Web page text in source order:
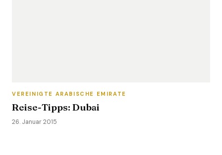
VEREINIGTE ARABISCHE EMIRATE
Reise-Tipps: Dubai
26. Januar 2015